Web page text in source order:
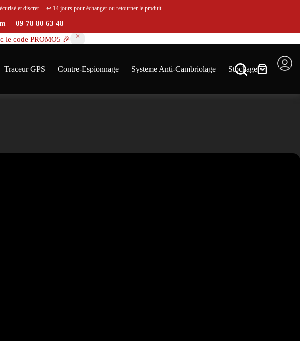
le code PROMO5 🎉
Traceur GPS Contre-Espionnage Systeme Anti-Cambriolage Stockage
et discret ↩️ 14 jours pour échanger ou retourner le produit
09 78 80 63 48